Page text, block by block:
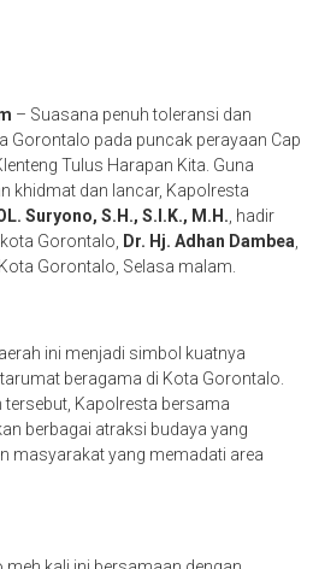
– Suasana penuh toleransi dan
Gorontalo pada puncak perayaan Cap
Tulus Harapan Kita. Guna
khidmat dan lancar, Kapolresta
Suryono, S.H., S.I.K., M.H. , hadir
Gorontalo,
Dr. Hj. Adhan Dambea
Gorontalo, Selasa malam.
ini menjadi simbol kuatnya
beragama di Kota Gorontalo.
Kapolresta bersama
berbagai atraksi budaya yang
masyarakat yang memadati area